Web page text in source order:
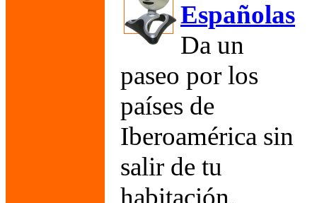
Españolas
Da un
paseo por los
países de
Iberoamérica sin
salir de tu
habitación.